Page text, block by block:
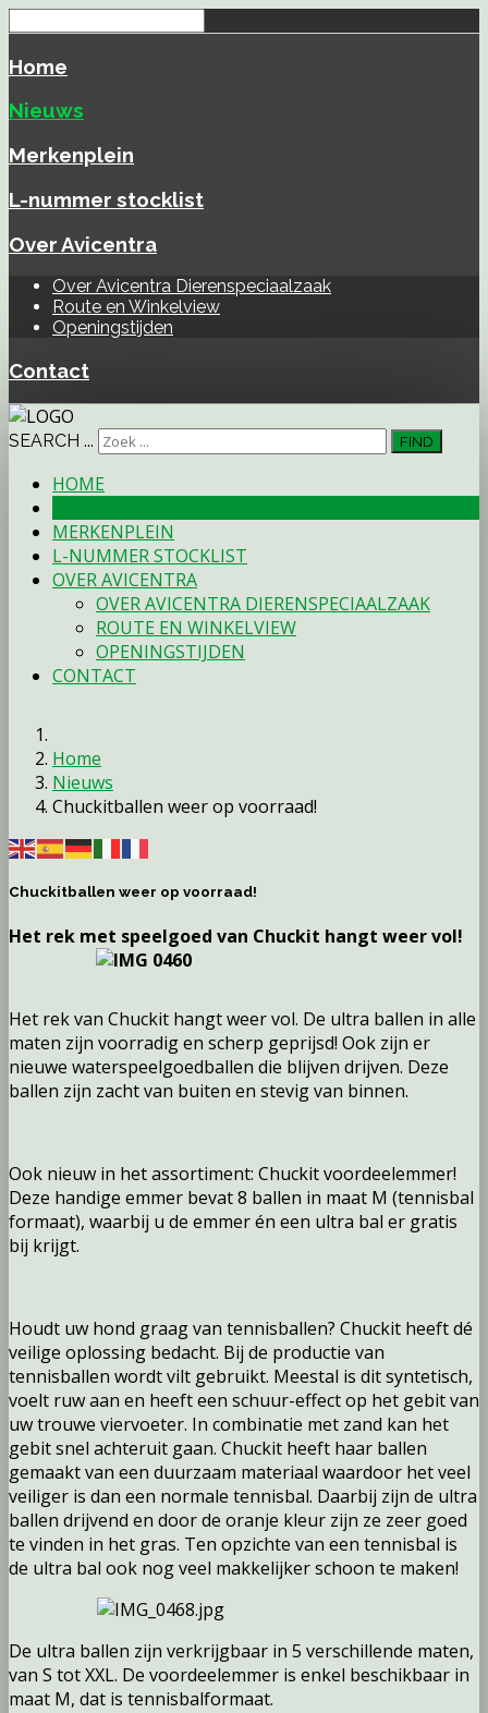
Home
Nieuws
Merkenplein
L-nummer stocklist
Over Avicentra
Over Avicentra Dierenspeciaalzaak
Route en Winkelview
Openingstijden
Contact
SEARCH ... FIND
HOME
MERKENPLEIN
L-NUMMER STOCKLIST
OVER AVICENTRA
OVER AVICENTRA DIERENSPECIAALZAAK
ROUTE EN WINKELVIEW
OPENINGSTIJDEN
CONTACT
Home
Nieuws
Chuckitballen weer op voorraad!
Chuckitballen weer op voorraad!
Het rek met speelgoed van Chuckit hangt weer vol!
Het rek van Chuckit hangt weer vol. De ultra ballen in alle
maten zijn voorradig en scherp geprijsd! Ook zijn er
nieuwe waterspeelgoedballen die blijven drijven. Deze
ballen zijn zacht van buiten en stevig van binnen.
Ook nieuw in het assortiment: Chuckit voordeelemmer!
Deze handige emmer bevat 8 ballen in maat M (tennisbal
formaat), waarbij u de emmer én een ultra bal er gratis
bij krijgt.
Houdt uw hond graag van tennisballen? Chuckit heeft dé
veilige oplossing bedacht. Bij de productie van
tennisballen wordt vilt gebruikt. Meestal is dit syntetisch,
voelt ruw aan en heeft een schuur-effect op het gebit van
uw trouwe viervoeter. In combinatie met zand kan het
gebit snel achteruit gaan. Chuckit heeft haar ballen
gemaakt van een duurzaam materiaal waardoor het veel
veiliger is dan een normale tennisbal. Daarbij zijn de ultra
ballen drijvend en door de oranje kleur zijn ze zeer goed
te vinden in het gras. Ten opzichte van een tennisbal is
de ultra bal ook nog veel makkelijker schoon te maken!
De ultra ballen zijn verkrijgbaar in 5 verschillende maten,
van S tot XXL. De voordeelemmer is enkel beschikbaar in
maat M, dat is tennisbalformaat.